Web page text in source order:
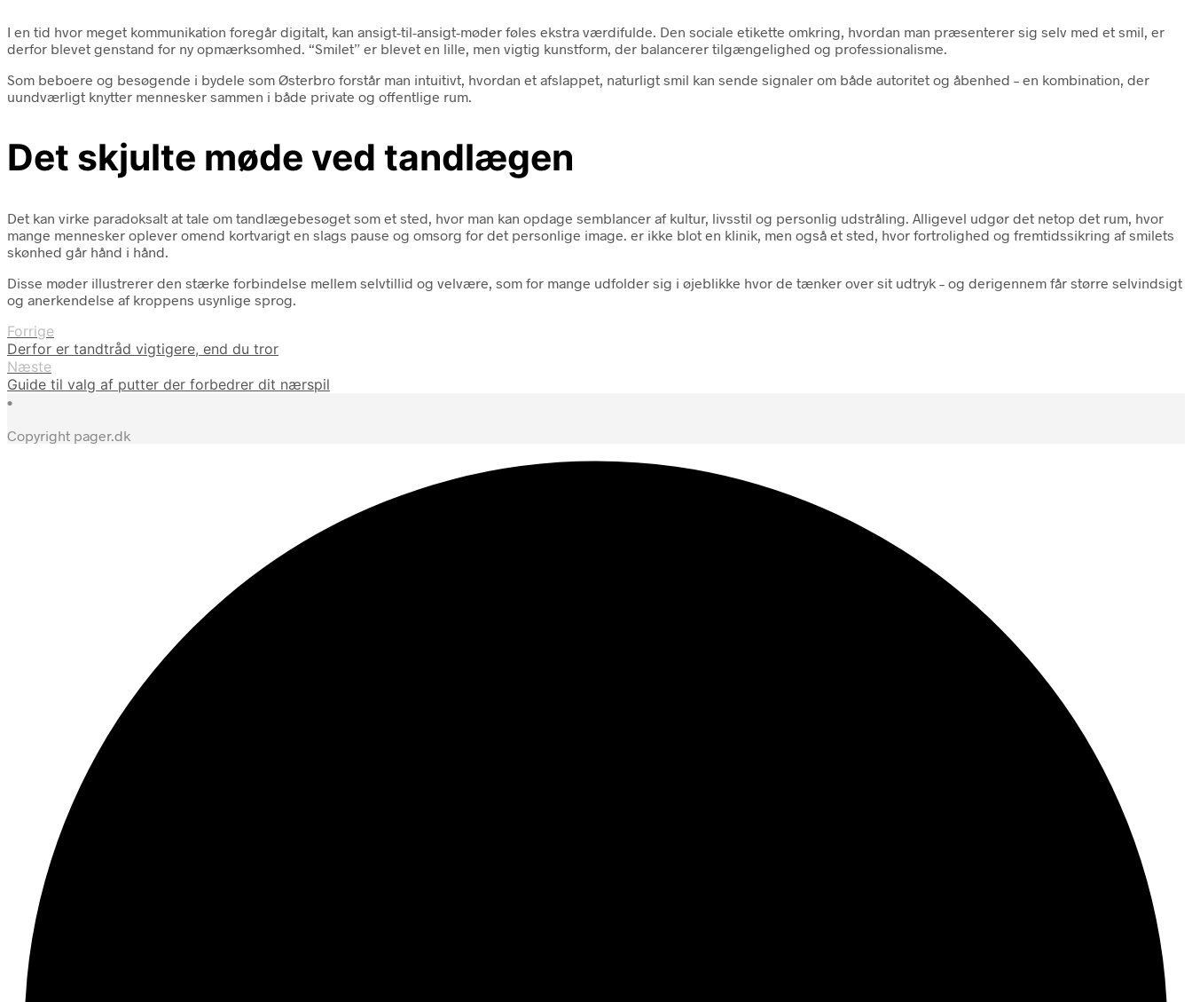
I en tid hvor meget kommunikation foregår digitalt, kan ansigt-til-ansigt-møder føles ekstra værdifulde. Den sociale etikette omkring, hvordan man præsenterer sig selv med et smil, er
derfor blevet genstand for ny opmærksomhed. “Smilet” er blevet en lille, men vigtig kunstform, der balancerer tilgængelighed og professionalisme.
Som beboere og besøgende i bydele som Østerbro forstår man intuitivt, hvordan et afslappet, naturligt smil kan sende signaler om både autoritet og åbenhed – en kombination, der
uundværligt knytter mennesker sammen i både private og offentlige rum.
Det skjulte møde ved tandlægen
Det kan virke paradoksalt at tale om tandlægebesøget som et sted, hvor man kan opdage semblancer af kultur, livsstil og personlig udstråling. Alligevel udgør det netop det rum, hvor
mange mennesker oplever omend kortvarigt en slags pause og omsorg for det personlige image. er ikke blot en klinik, men også et sted, hvor fortrolighed og fremtidssikring af smilets
skønhed går hånd i hånd.
Disse møder illustrerer den stærke forbindelse mellem selvtillid og velvære, som for mange udfolder sig i øjeblikke hvor de tænker over sit udtryk – og derigennem får større selvindsigt
og anerkendelse af kroppens usynlige sprog.
Forrige
Derfor er tandtråd vigtigere, end du tror
Næste
Guide til valg af putter der forbedrer dit nærspil
•
Copyright pager.dk